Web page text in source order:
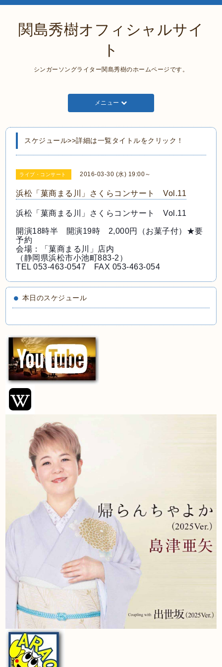
関島秀樹オフィシャルサイ
ト
シンガーソングライター関島秀樹のホームページです。
メニュー
スケジュール>>詳細は一覧タイトルをクリック！
ライブ・コンサート 2016-03-30 (水) 19:00～
浜松「菓商まる川」さくらコンサート Vol.11
浜松「菓商まる川」さくらコンサート Vol.11
開演18時半 開演19時 2,000円（お菓子付）★要
予約
会場：「菓商まる川」店内
（静岡県浜松市小池町883-2）
TEL 053-463-0547 FAX 053-463-054
本日のスケジュール